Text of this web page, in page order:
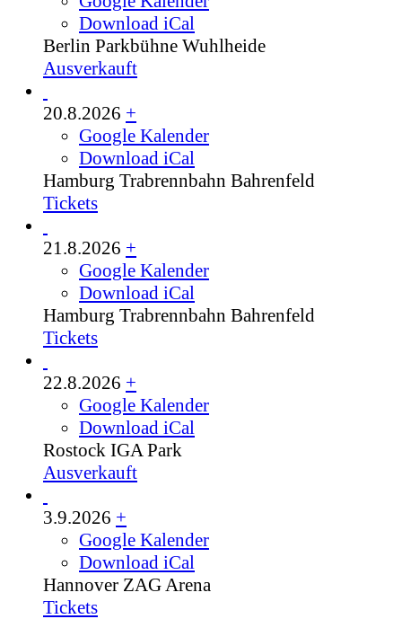
Download iCal
Berlin Parkbühne Wuhlheide
Ausverkauft
20.8.2026 +
Google Kalender
Download iCal
Hamburg Trabrennbahn Bahrenfeld
Tickets
21.8.2026 +
Google Kalender
Download iCal
Hamburg Trabrennbahn Bahrenfeld
Tickets
22.8.2026 +
Google Kalender
Download iCal
Rostock IGA Park
Ausverkauft
3.9.2026 +
Google Kalender
Download iCal
Hannover ZAG Arena
Tickets